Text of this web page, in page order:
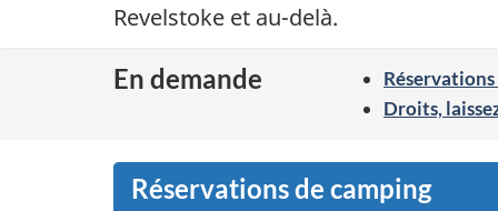
Revelstoke et au-delà.
En demande
Droits,
Réservations de camping